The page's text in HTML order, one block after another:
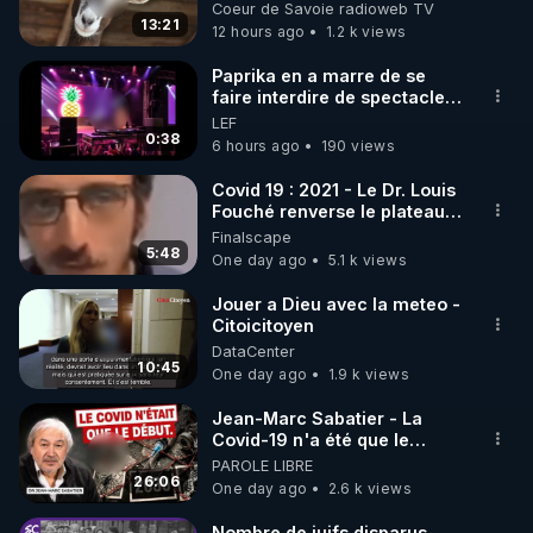
https://www.instagram.com/rdlr_thierrycasasnovas/
http://rgnr.li/instagram
🌱 LA NEWSLETTER
Pour ne pas rater l’actualité RGNR (stages,
http://rgnr.li/news
🌱 VIDÉOS NON CENSURÉES SUR ODYSEE
Toutes les vidéos Youtube sont aussi sur la
http://rgnr.li/odysee
🌱 LES STAGES EN PRÉSENTIEL
http://rgnr.li/stages
13:21
Coeur de Savoie radioweb TV
12 hours ago
1.2 k views
0:38
Paprika en a marre de se
faire interdire de spectacle.
Elle décide donc de devenir
DJ !
LEF
6 hours ago
190 views
5:48
Covid 19 : 2021 - Le Dr. Louis
Fouché renverse le plateau
de CNews !
Finalscape
One day ago
5.1 k views
10:45
Jouer a Dieu avec la meteo -
Citoicitoyen
DataCenter
One day ago
1.9 k views
26:06
Jean-Marc Sabatier - La
Covid-19 n'a été que le
début - L'ARNm & l'ARNm-aa
jusqu où auront-t-il ?
PAROLE LIBRE
One day ago
2.6 k views